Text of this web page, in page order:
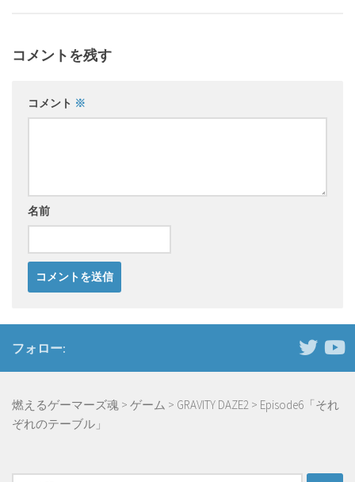
コメントを残す
コメント ※
名前
フォロー:
燃えるゲーマーズ魂 > ゲーム > GRAVITY DAZE2 > Episode6「それ
ぞれのテーブル」